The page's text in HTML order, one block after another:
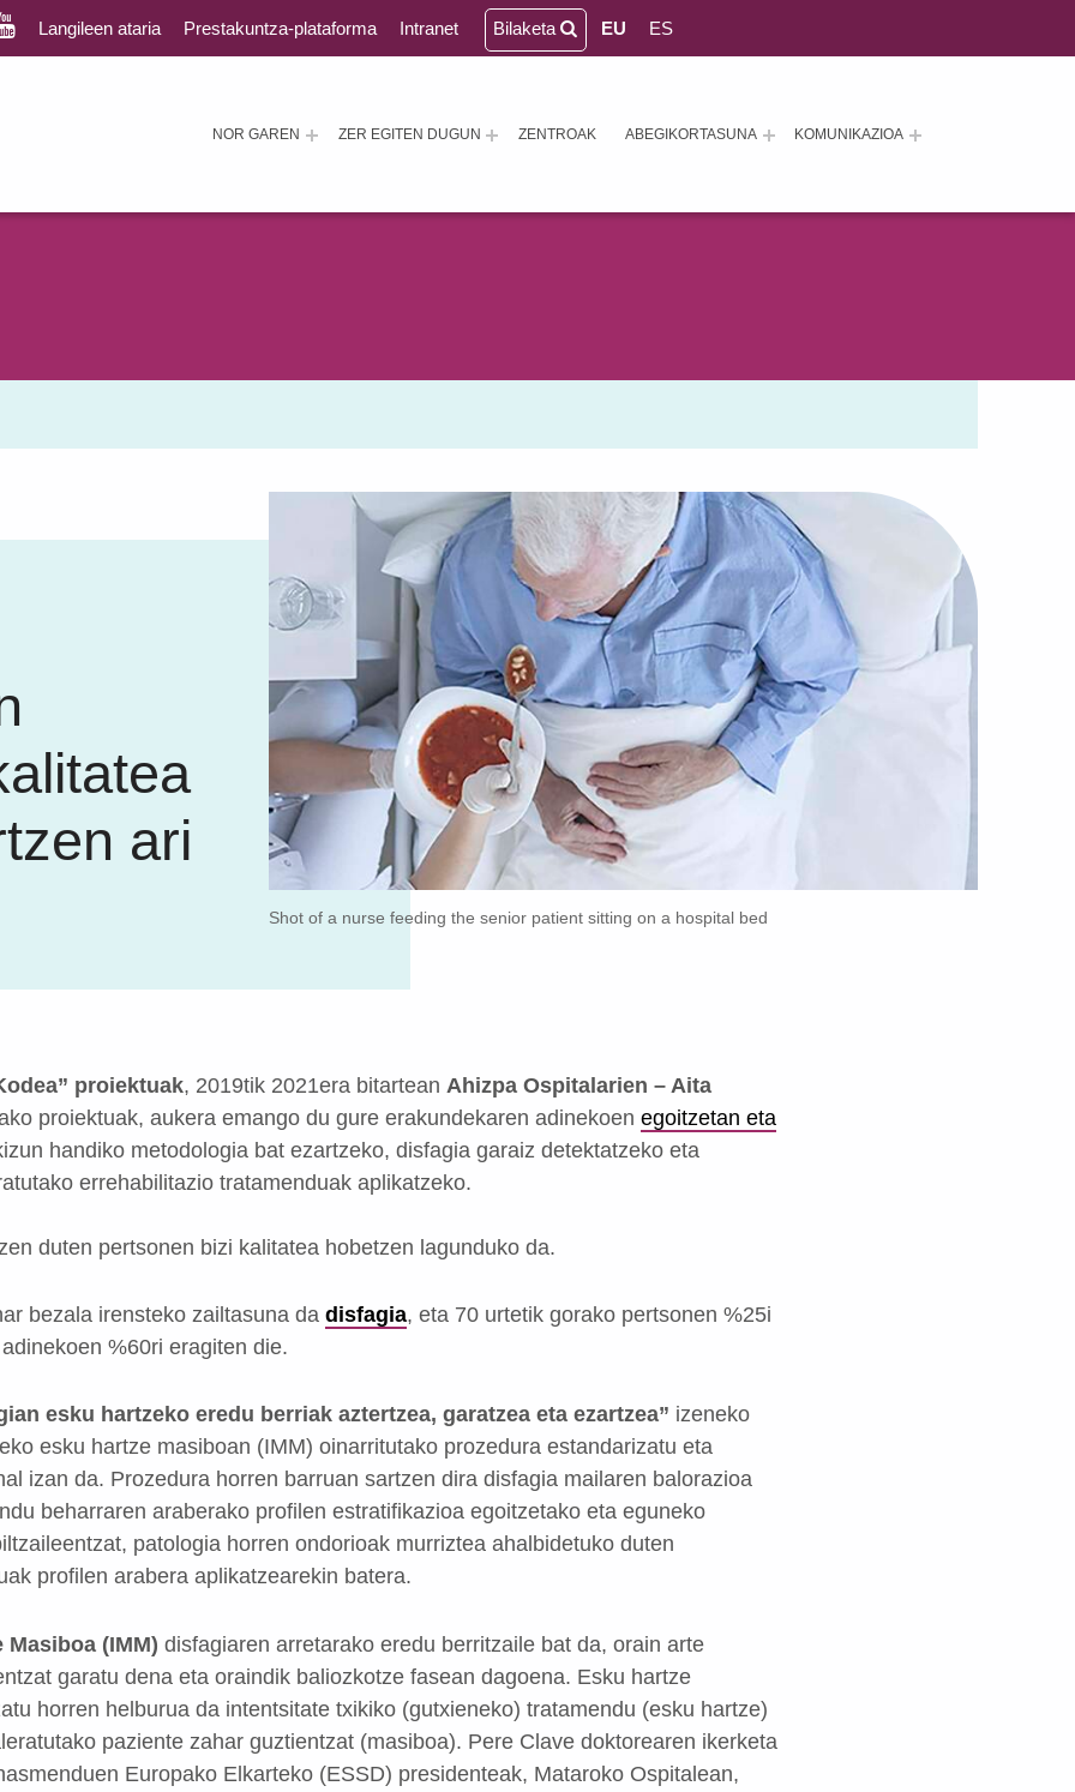
NOR GAREN ZER EGITEN DUGUN ZENTROAK ABEGIKORTASUNA KOMUNIKAZIOA
Langileen ataria Prestakuntza-plataforma Intranet Bilaketa EU ES
ari
Shot of a nurse feeding the senior patient sitting on a hospital bed
proiektuak, 2019tik 2021era bitartean Ahizpa Ospitalarien – Aita
proiektuak, aukera emango du gure erakundekaren adinekoen egoitzetan eta
handiko metodologia bat ezartzeko, disfagia garaiz detektatzeko eta
errehabilitazio tratamenduak aplikatzeko.
duten pertsonen bizi kalitatea hobetzen lagunduko da.
bezala irensteko zailtasuna da disfagia, eta 70 urtetik gorako pertsonen %25i
%60ri eragiten die.
esku hartzeko eredu berriak aztertzea, garatzea eta ezartzea” izeneko
esku hartze masiboan (IMM) oinarritutako prozedura estandarizatu eta
izan da. Prozedura horren barruan sartzen dira disfagia mailaren balorazioa
beharraren araberako profilen estratifikazioa egoitzetako eta eguneko
patologia horren ondorioak murriztea ahalbidetuko duten
profilen arabera aplikatzearekin batera.
(IMM) disfagiaren arretarako eredu berritzaile bat da, orain arte
garatu dena eta oraindik baliozkotze fasean dagoena. Esku hartze
horren helburua da intentsitate txikiko (gutxieneko) tratamendu (esku hartze)
paziente zahar guztientzat (masiboa). Pere Clave doktorearen ikerketa
Europako Elkarteko (ESSD) presidenteak, Mataroko Ospitalean,